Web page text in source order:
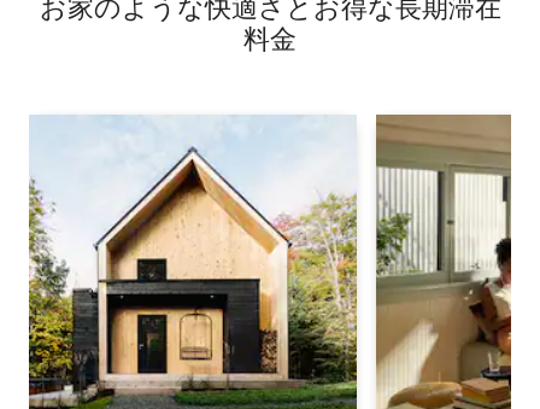
お家のような快⁠適⁠さ⁠とお⁠得⁠な長⁠期⁠滞⁠在
料⁠金